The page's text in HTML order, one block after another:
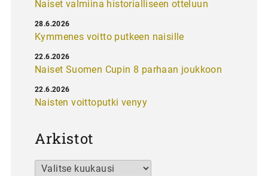
Naiset valmiina historialliseen otteluun
Kymmenes voitto putkeen naisille
28.6.2026
Naiset Suomen Cupin 8 parhaan joukkoon
22.6.2026
Naisten voittoputki venyy
22.6.2026
Arkistot
Arkistot